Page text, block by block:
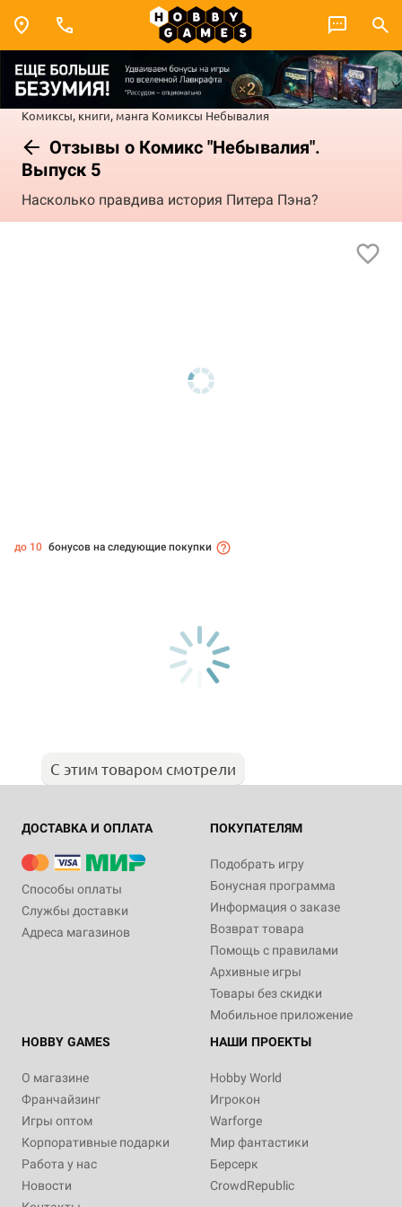
Комиксы, книги, манга Комиксы Небывалия
Отзывы о Комикс "Небывалия".
Выпуск 5
Насколько правдива история Питера Пэна?
до 10 бонусов на следующие покупки
С этим товаром смотрели
ДОСТАВКА И ОПЛАТА
Способы оплаты
Службы доставки
Адреса магазинов
ПОКУПАТЕЛЯМ
Подобрать игру
Бонусная программа
Информация о заказе
Возврат товара
Помощь с правилами
Архивные игры
Товары без скидки
Мобильное приложение
HOBBY GAMES
О магазине
Франчайзинг
Игры оптом
Корпоративные подарки
Работа у нас
Новости
НАШИ ПРОЕКТЫ
Hobby World
Игрокон
Warforge
Мир фантастики
Берсерк
CrowdRepublic